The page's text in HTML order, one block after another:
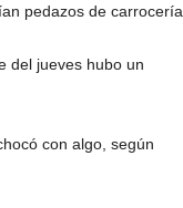
pedazos de carrocería.
del jueves hubo un
con algo, según